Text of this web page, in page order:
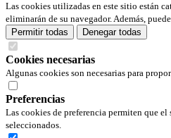
Las cookies utilizadas en este sitio están
eliminarán de su navegador. Además,
Permitir todas
Denegar todas
Cookies necesarias
Algunas cookies son necesarias para
Preferencias
Las cookies de preferencia permiten que
seleccionados.